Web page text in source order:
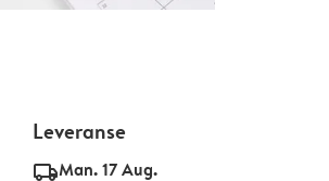
Leveranse
delivery_standard_v2Man. 17 Aug.